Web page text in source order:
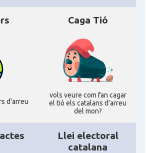
d'arreu
Caga Tió
vols veure com fan cagar
el tió els catalans d'arreu
del mon?
Llei electoral
catalana